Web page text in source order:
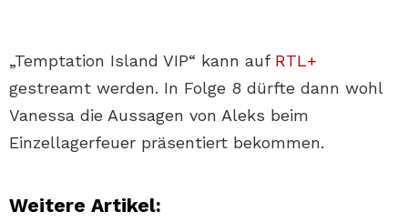
„Temptation Island VIP“ kann auf RTL+
gestreamt werden. In Folge 8 dürfte dann wohl
Vanessa die Aussagen von Aleks beim
Einzellagerfeuer präsentiert bekommen.
Weitere Artikel: